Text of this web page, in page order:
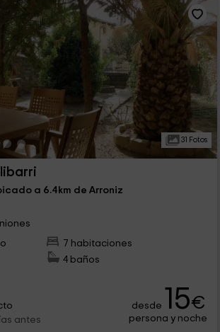
31 Fotos
a 6.4km de Arroniz
7 habitaciones
4 baños
antes
desde 15€
persona y noche